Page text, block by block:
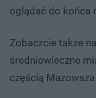
oglądać do końca
Zobaczcie także
średniowieczne
częścią Mazowsza